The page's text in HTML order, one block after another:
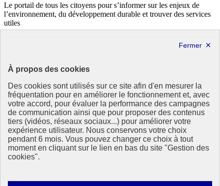
À propos des cookies
Des cookies sont utilisés sur ce site afin d'en mesurer la
fréquentation pour en améliorer le fonctionnement et, avec
votre accord, pour évaluer la performance des campagnes
de communication ainsi que pour proposer des contenus
tiers (vidéos, réseaux sociaux...) pour améliorer votre
expérience utilisateur. Nous conservons votre choix
pendant 6 mois. Vous pouvez changer ce choix à tout
moment en cliquant sur le lien en bas du site "Gestion des
cookies".
Le portail de tous les citoyens pour s’informer sur les enjeux de
l’environnement, du développement durable et trouver des services
utiles
data.gouv.fr- ouvre une nouvelle fenêtre
Partenaire
Partenaire principal :
Eionet Portal
Accessibilité : totalement conforme